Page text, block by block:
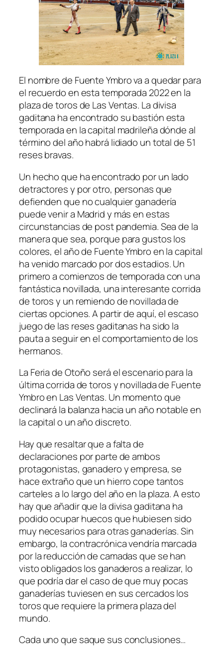
El nombre de Fuente Ymbro va a quedar para
el recuerdo en esta temporada 2022 en la
plaza de toros de Las Ventas. La divisa
gaditana ha encontrado su bastión esta
temporada en la capital madrileña dónde al
término del año habrá lidiado un total de 51
reses bravas.
Un hecho que ha encontrado por un lado
detractores y por otro, personas que
defienden que no cualquier ganadería
puede venir a Madrid y más en estas
circunstancias de post pandemia. Sea de la
manera que sea, porque para gustos los
colores, el año de Fuente Ymbro en la capital
ha venido marcado por dos estadios. Un
primero a comienzos de temporada con una
fantástica novillada, una interesante corrida
de toros y un remiendo de novillada de
ciertas opciones. A partir de aquí, el escaso
juego de las reses gaditanas ha sido la
pauta a seguir en el comportamiento de los
hermanos.
La Feria de Otoño será el escenario para la
última corrida de toros y novillada de Fuente
Ymbro en Las Ventas. Un momento que
declinará la balanza hacia un año notable en
la capital o un año discreto.
Hay que resaltar que a falta de
declaraciones por parte de ambos
protagonistas, ganadero y empresa, se
hace extraño que un hierro cope tantos
carteles a lo largo del año en la plaza. A esto
hay que añadir que la divisa gaditana ha
podido ocupar huecos que hubiesen sido
muy necesarios para otras ganaderías. Sin
embargo, la contracrónica vendría marcada
por la reducción de camadas que se han
visto obligados los ganaderos a realizar, lo
que podría dar el caso de que muy pocas
ganaderías tuviesen en sus cercados los
toros que requiere la primera plaza del
mundo.
Cada uno que saque sus conclusiones…